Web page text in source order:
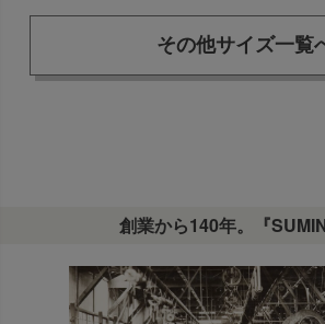
その他サイズ一覧
創業から140年。『